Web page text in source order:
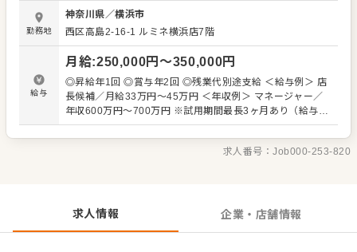
め、新しい力を必要としています！ □■ マネジメント経験な
どは一切不問！ 入社後はホール業務や牛たん焼きなどのキ
ッチン業務といった店舗運営業務をお任せします。本格的
な炭火で焼き上げる焼きの作業も、大体1～3ヶ月ほどでひ
とり立ちできます！ 先輩によるマンツーマンのOJTからス
タートしますので、ご安心ください。数多くの未経験者が
成長していった実績もありますし、仙台といえば・牛たん
といえば利久と、ブランドとして日本になじんでいるから
にどちらかに特化した働き方も可能ですので、ぜひお気軽
ばお客様に喜んでもらえるかに特化した対応が可能！ また
マネジメントラインに進まず、ずっと現場で活躍する道も
ございます。
勤務地
神奈川県／横浜市
西区高島2-16-1 ルミネ横浜店7階
給与
月給:250,000円〜350,000円
◎昇給年1回 ◎賞与年2回 ◎残業代別途支給 ＜給与例＞ 店
長候補／月給33万円～45万円 ＜年収例＞ マネージャー／
年収600万円～700万円 ※試用期間最長3ヶ月あり（給与変
動なし。期間中は提示月給を想定勤務時間で割返し、時給
換算にて支給します）
求人番号：Job000-253-820
求人情報 企業・店舗情報